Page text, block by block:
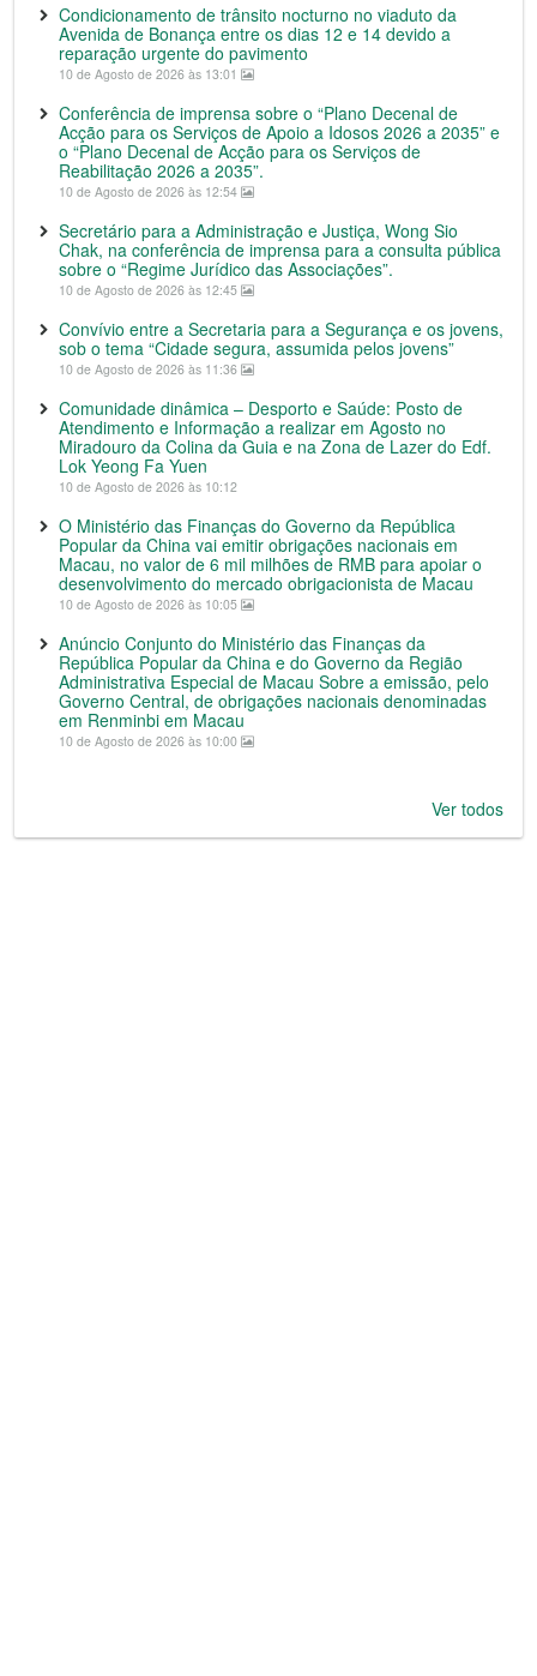
Condicionamento de trânsito nocturno no viaduto da
Avenida de Bonança entre os dias 12 e 14 devido a
reparação urgente do pavimento
10 de Agosto de 2026 às 13:01
Conferência de imprensa sobre o “Plano Decenal de
Acção para os Serviços de Apoio a Idosos 2026 a 2035” e
o “Plano Decenal de Acção para os Serviços de
Reabilitação 2026 a 2035”.
10 de Agosto de 2026 às 12:54
Secretário para a Administração e Justiça, Wong Sio
Chak, na conferência de imprensa para a consulta pública
sobre o “Regime Jurídico das Associações”.
10 de Agosto de 2026 às 12:45
Convívio entre a Secretaria para a Segurança e os jovens,
sob o tema “Cidade segura, assumida pelos jovens”
10 de Agosto de 2026 às 11:36
Comunidade dinâmica – Desporto e Saúde: Posto de
Atendimento e Informação a realizar em Agosto no
Miradouro da Colina da Guia e na Zona de Lazer do Edf.
Lok Yeong Fa Yuen
10 de Agosto de 2026 às 10:12
O Ministério das Finanças do Governo da República
Popular da China vai emitir obrigações nacionais em
Macau, no valor de 6 mil milhões de RMB para apoiar o
desenvolvimento do mercado obrigacionista de Macau
10 de Agosto de 2026 às 10:05
Anúncio Conjunto do Ministério das Finanças da
República Popular da China e do Governo da Região
Administrativa Especial de Macau Sobre a emissão, pelo
Governo Central, de obrigações nacionais denominadas
em Renminbi em Macau
10 de Agosto de 2026 às 10:00
Ver todos